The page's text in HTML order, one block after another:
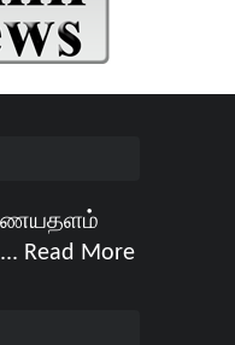
Read More